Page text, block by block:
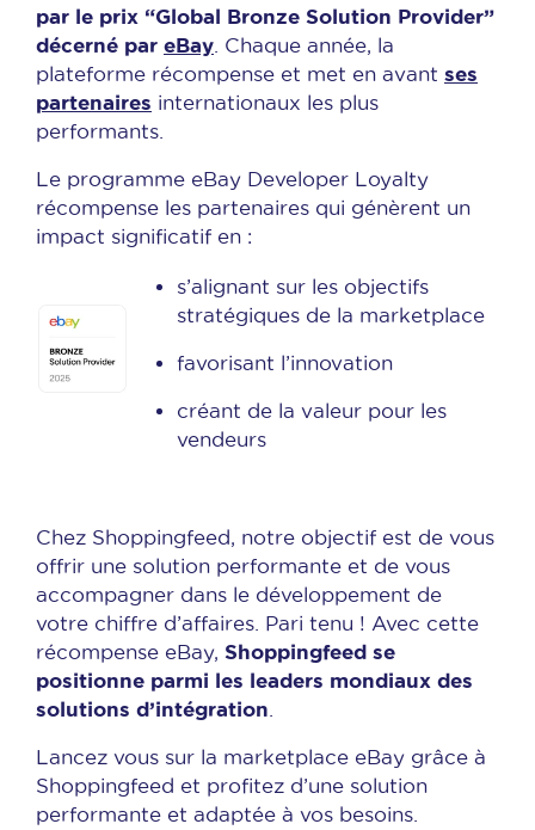
par le prix “Global Bronze Solution Provider”
décerné par eBay . Chaque année, la
plateforme récompense et met en avant ses
partenaires internationaux les plus
performants.
Le programme eBay Developer Loyalty
récompense les partenaires qui génèrent un
impact significatif en :
s’alignant sur les objectifs
stratégiques de la marketplace
favorisant l’innovation
créant de la valeur pour les
vendeurs
Chez Shoppingfeed, notre objectif est de vous
offrir une solution performante et de vous
accompagner dans le développement de
votre chiffre d’affaires. Pari tenu ! Avec cette
récompense eBay, Shoppingfeed se
positionne parmi les leaders mondiaux des
solutions d’intégration
Lancez vous sur la marketplace eBay grâce à
Shoppingfeed et profitez d’une solution
performante et adaptée à vos besoins.